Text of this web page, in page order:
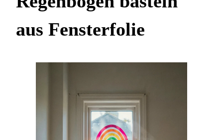
aus Fensterfolie